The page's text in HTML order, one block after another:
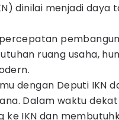
dinilai menjadi daya
ruang usaha,
dengan Deputi IKN
Dalam waktu
ke IKN dan